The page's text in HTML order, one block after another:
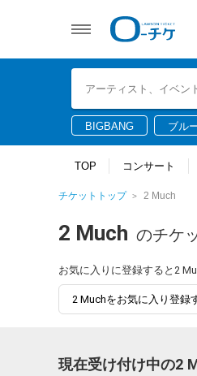
BIGBANG ブル
TOP コンサート
チケットトップ 2 Much
2 Much のチケ
お気に入りに登録すると2
2 Muchをお気に入り登録
現在受け付け中の2